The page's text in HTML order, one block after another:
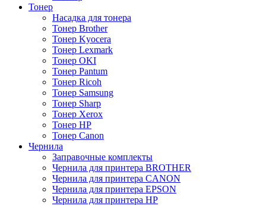
Тонер
Насадка для тонера
Тонер Brother
Тонер Kyocera
Тонер Lexmark
Тонер OKI
Тонер Pantum
Тонер Ricoh
Тонер Samsung
Тонер Sharp
Тонер Xerox
Тонер НР
Тонер Саnon
Чернила
Заправочные комплекты
Чернила для принтера BROTHER
Чернила для принтера CANON
Чернила для принтера EPSON
Чернила для принтера HP